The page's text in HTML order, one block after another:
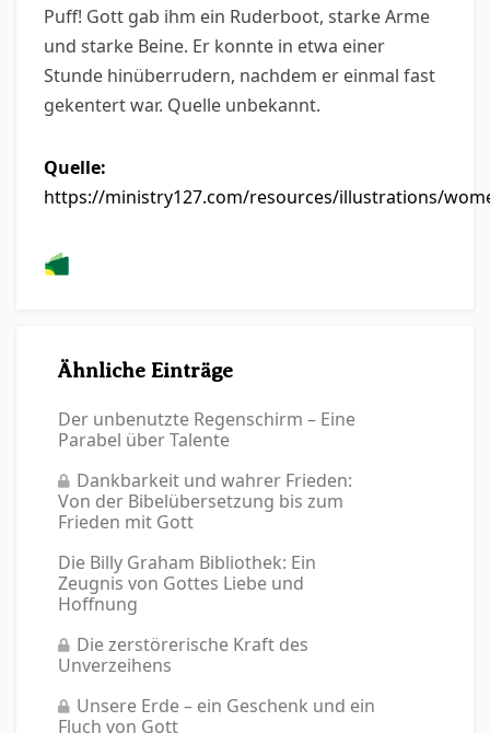
Puff! Gott gab ihm ein Ruderboot, starke Arme
und starke Beine. Er konnte in etwa einer
Stunde hinüberrudern, nachdem er einmal fast
gekentert war. Quelle unbekannt.
Quelle:
https://ministry127.com/resources/illustrations/
Ähnliche Einträge
Der unbenutzte Regenschirm – Eine
Parabel über Talente
Dankbarkeit und wahrer Frieden:
Von der Bibelübersetzung bis zum
Frieden mit Gott
Die Billy Graham Bibliothek: Ein
Zeugnis von Gottes Liebe und
Hoffnung
Die zerstörerische Kraft des
Unverzeihens
Unsere Erde – ein Geschenk und ein
Fluch von Gott